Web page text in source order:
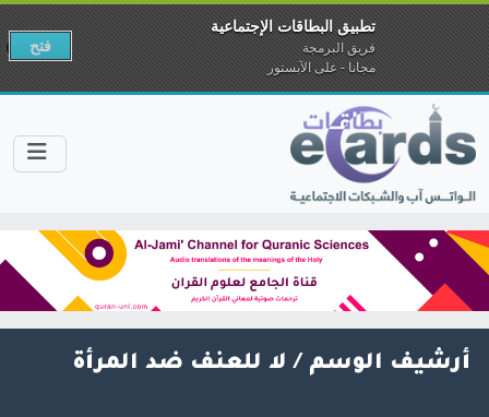
أرشيف الوسم / لا للعنف ضد المرأة
تطبيق البطاقات الإجتماعية
فريق البرمجة
مجانا - على الآبستور
فتح